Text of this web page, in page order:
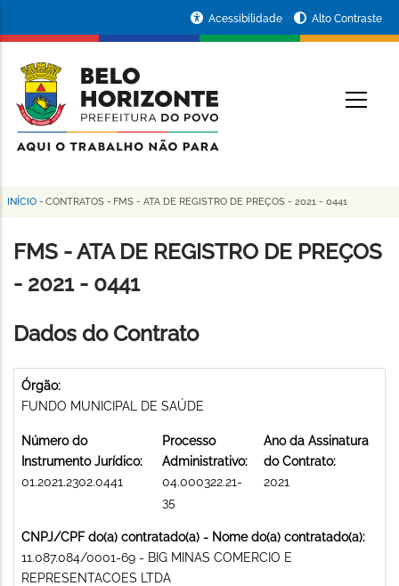
conteúdo
principal
da
Prefeitura
de
Horizonte
Acessibilidade Alto Contraste
Trilha
de
navegação
INÍCIO - CONTRATOS - FMS - ATA DE REGISTRO DE PREÇOS - 2021 - 0441
FMS - ATA DE REGISTRO DE PREÇOS
- 2021 - 0441
Dados do Contrato
Órgão:
FUNDO MUNICIPAL DE SAÚDE
Número do
Instrumento Jurídico:
01.2021.2302.0441
Processo
Administrativo:
04.000322.21-
35
Ano da Assinatura
do Contrato:
2021
CNPJ/CPF do(a) contratado(a) - Nome do(a) contratado(a):
11.087.084/0001-69 - BIG MINAS COMERCIO E
REPRESENTACOES LTDA